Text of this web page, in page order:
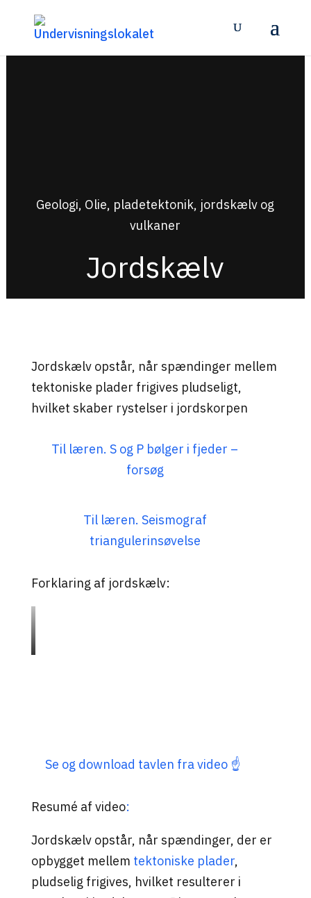
Geologi, Olie, pladetektonik, jordskælv og
vulkaner
Jordskælv
Jordskælv opstår, når spændinger mellem
tektoniske plader frigives pludseligt,
hvilket skaber rystelser i jordskorpen
Til læren. S og P bølger i fjeder –
forsøg
Til læren. Seismograf
triangulerinsøvelse
Forklaring af jordskælv:
Se og download tavlen fra video ☝️
Resumé af video:
Jordskælv opstår, når spændinger, der er
opbygget mellem tektoniske plader,
pludselig frigives, hvilket resulterer i